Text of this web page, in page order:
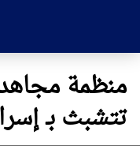
منظمة
تتشبث بـ